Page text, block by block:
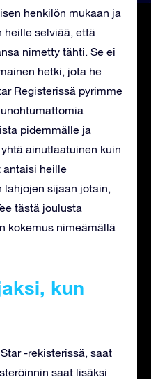
henkilön mukaan ja
heille selviää, että
nimetty tähti. Se ei
hetki, jota he
Registerissä pyrimme
pidemmälle ja
ainutlaatuinen kuin
antaisi heille
lahjojen sijaan jotain,
tästä joulusta
kokemus nimeämällä
kun
-rekisterissä, saat
saat lisäksi